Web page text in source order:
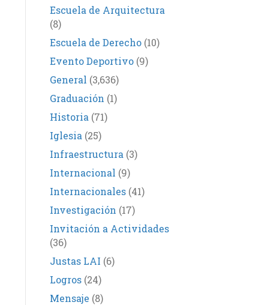
Escuela de Arquitectura
(8)
Escuela de Derecho(10)
Evento Deportivo(9)
General (3,636)
Graduación (1)
Historia (71)
Iglesia (25)
Infraestructura (3)
Internacional (9)
Internacionales(41)
Investigación (17)
Invitación a Actividades
(36)
Justas LAI (6)
Logros(24)
Mensaje (8)